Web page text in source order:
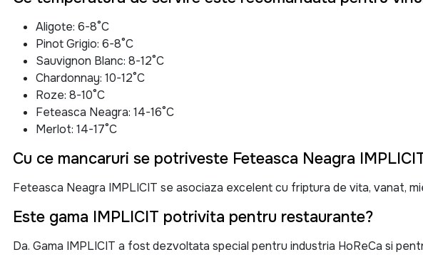
Aligote: 6-8°C
Pinot Grigio: 6-8°C
Sauvignon Blanc: 8-12°C
Chardonnay: 10-12°C
Roze: 8-10°C
Feteasca Neagra: 14-16°C
Merlot: 14-17°C
Cu ce mancaruri se potriveste Feteasca Neagra
Feteasca Neagra IMPLICIT se asociaza excelent cu friptura de vita, vanat,
Este gama IMPLICIT potrivita pentru restaurante?
Da. Gama IMPLICIT a fost dezvoltata special pentru industria HoReCa si